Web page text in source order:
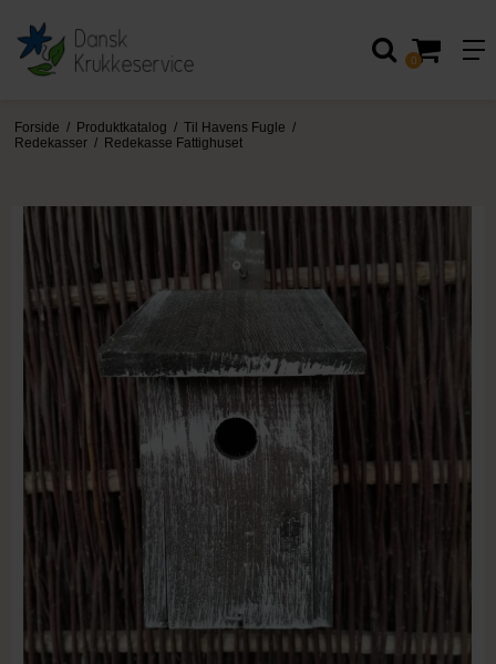
0
Forside / Produktkatalog / Til Havens Fugle /
Redekasser / Redekasse Fattighuset